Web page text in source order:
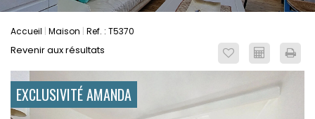
Accueil Maison Ref. : T5370
Revenir aux résultats
EXCLUSIVITÉ AMANDA